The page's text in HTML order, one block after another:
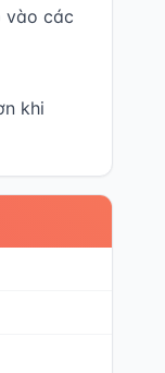
vào các
khi